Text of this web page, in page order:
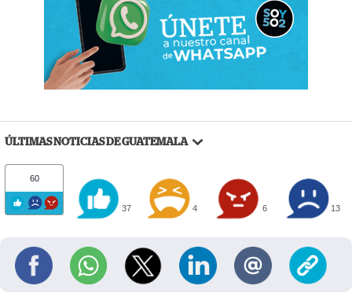
ÚLTIMAS NOTICIAS DE GUATEMALA
60
37 4 6 13